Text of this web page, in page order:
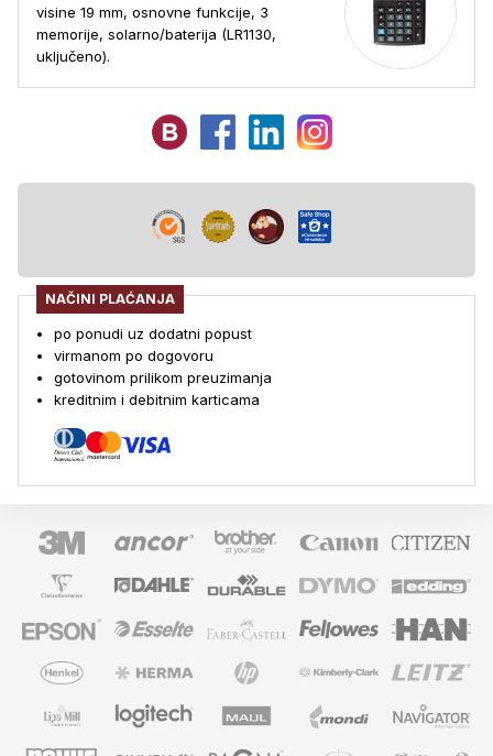
visine 19 mm, osnovne funkcije, 3
memorije, solarno/baterija (LR1130,
uključeno).
NAČINI PLAĆANJA
po ponudi uz dodatni popust
virmanom po dogovoru
gotovinom prilikom preuzimanja
kreditnim i debitnim karticama